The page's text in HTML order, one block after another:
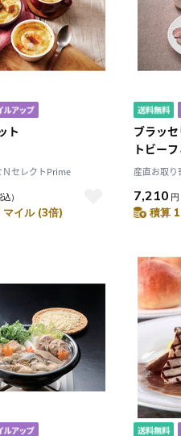
ト
セレクトPrime
）
イル (3倍)
ブラッ
トビー
キ
産直お取
7,210 円
積算